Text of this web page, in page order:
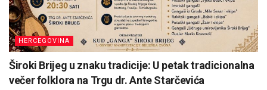
HERCEGOVINA
Široki Brijeg u znaku tradicije: U petak tradicionalna
večer folklora na Trgu dr. Ante Starčevića